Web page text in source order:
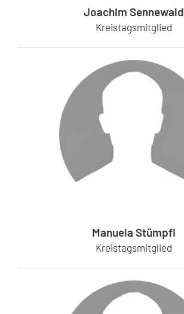
Joachim Sennewald
Kreistagsmitglied
Manuela Stümpfl
Kreistagsmitglied